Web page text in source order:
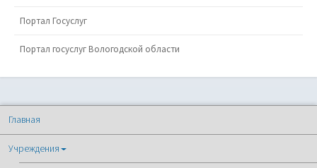
Портал Госуслуг
Портал госуслуг Вологодской области
Главная
Учреждения